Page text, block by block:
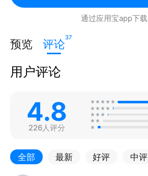
通过应用宝app下载
预览 评论37
用户评论
4.8
226人评分
全部 最新 好评 中评